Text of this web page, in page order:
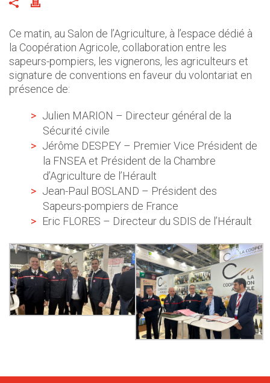
Ce matin, au Salon de l’Agriculture, à l’espace dédié à
la Coopération Agricole, collaboration entre les
sapeurs-pompiers, les vignerons, les agriculteurs et
signature de conventions en faveur du volontariat en
présence de:
Julien MARION – Directeur général de la
Sécurité civile
Jérôme DESPEY – Premier Vice Président de
la FNSEA et Président de la Chambre
d’Agriculture de l’Hérault
Jean-Paul BOSLAND – Président des
Sapeurs-pompiers de France
Eric FLORES – Directeur du SDIS de l’Hérault